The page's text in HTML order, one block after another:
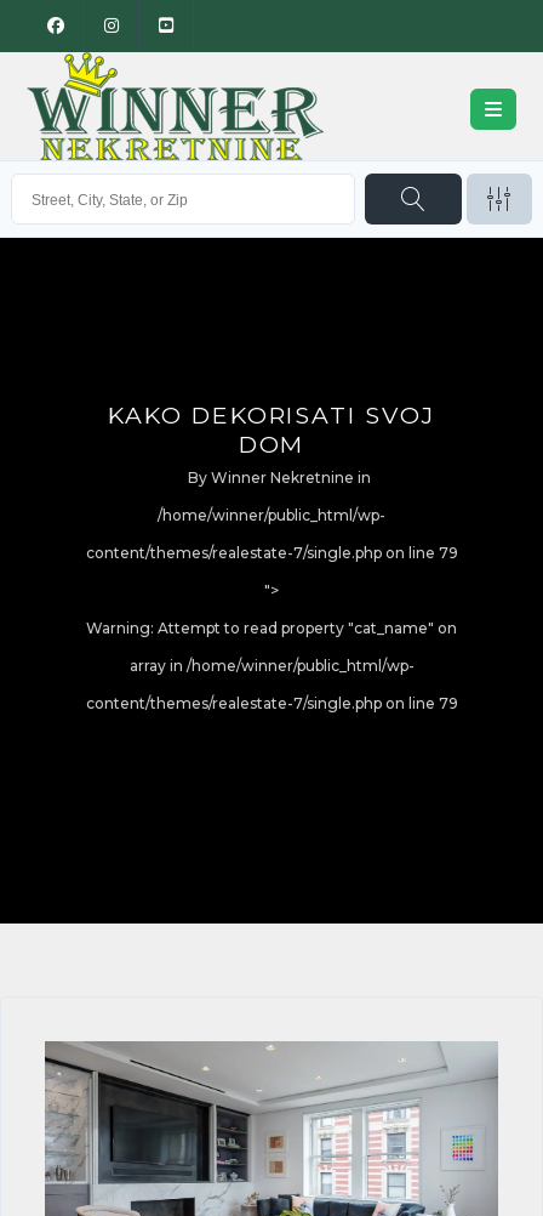
KAKO DEKORISATI SVOJ
DOM
By Winner Nekretnine in
/home/winner/public_html/wp-
content/themes/realestate-7/single.php on line 79
">
Warning: Attempt to read property "cat_name" on
array in /home/winner/public_html/wp-
content/themes/realestate-7/single.phpon line 79